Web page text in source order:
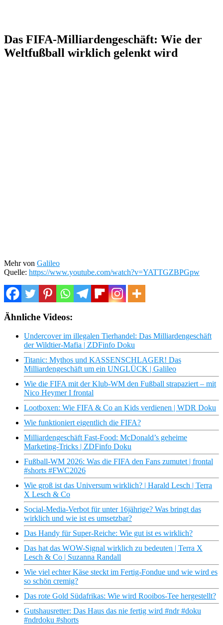
Das FIFA-Milliardengeschäft: Wie der
Weltfußball wirklich gelenkt wird
Mehr von Galileo
Quelle: https://www.youtube.com/watch?v=YATTGZBPGpw
Ähnliche Videos:
Undercover im illegalen Tierhandel: Das Milliardengeschäft
der Wildtier-Mafia | ZDFinfo Doku
Titanic: Mythos und KASSENSCHLAGER! Das
Milliardengeschäft um ein UNGLÜCK | Galileo
Wie die FIFA mit der Klub-WM den Fußball strapaziert – mit
Nico Heymer I frontal
Lootboxen: Wie FIFA & Co an Kids verdienen | WDR Doku
Wie funktioniert eigentlich die FIFA?
Milliardengeschäft Fast-Food: McDonald’s geheime
Marketing-Tricks | ZDFinfo Doku
Fußball-WM 2026: Was die FIFA den Fans zumutet | frontal
#shorts #FWC2026
Wie groß ist das Universum wirklich? | Harald Lesch | Terra
X Lesch & Co
Social-Media-Verbot für unter 16jährige? Was bringt das
wirklich und wie ist es umsetzbar?
Das Handy für Super-Reiche: Wie gut ist es wirklich?
Das hat das WOW-Signal wirklich zu bedeuten | Terra X
Lesch & Co | Suzanna Randall
Wie viel echter Käse steckt im Fertig-Fondue und wie wird es
so schön cremig?
Das rote Gold Südafrikas: Wie wird Rooibos-Tee hergestellt?
Gutshausretter: Das Haus das nie fertig wird #ndr #doku
#ndrdoku #shorts